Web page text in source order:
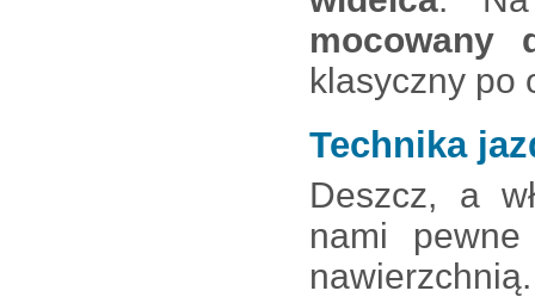
mocowany
klasyczny po
Technika
Deszcz, a
nami
nawierzchnią.